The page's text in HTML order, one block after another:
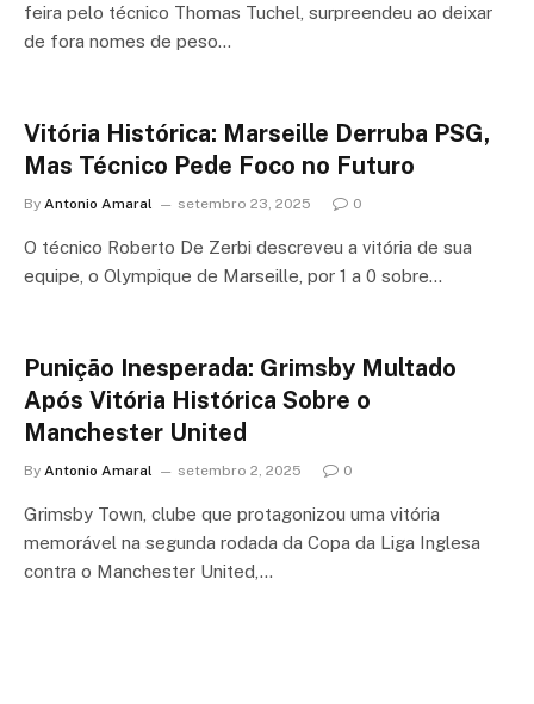
feira pelo técnico Thomas Tuchel, surpreendeu ao deixar
de fora nomes de peso…
Vitória Histórica: Marseille Derruba PSG,
Mas Técnico Pede Foco no Futuro
By Antonio Amaral setembro 23, 2025 0
O técnico Roberto De Zerbi descreveu a vitória de sua
equipe, o Olympique de Marseille, por 1 a 0 sobre…
Punição Inesperada: Grimsby Multado
Após Vitória Histórica Sobre o
Manchester United
By Antonio Amaral setembro 2, 2025 0
Grimsby Town, clube que protagonizou uma vitória
memorável na segunda rodada da Copa da Liga Inglesa
contra o Manchester United,…